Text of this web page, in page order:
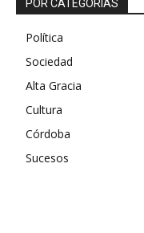
POR CATEGORÍAS
Política
Sociedad
Alta Gracia
Cultura
Córdoba
Sucesos